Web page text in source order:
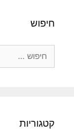
חיפוש
קטגוריות